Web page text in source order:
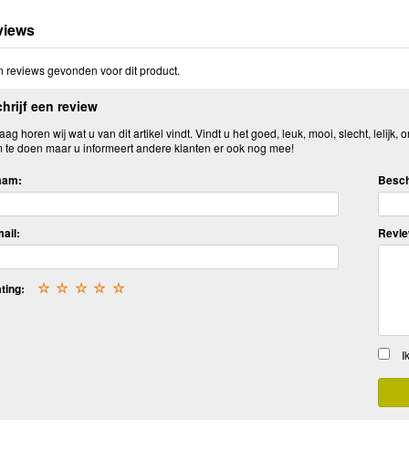
reviews gevonden voor dit product.
een review
horen wij wat u van dit artikel vindt. Vindt u het goed, leuk, mooi, slecht,
te doen maar u informeert andere klanten er ook nog mee!
☆
☆
☆
☆
☆